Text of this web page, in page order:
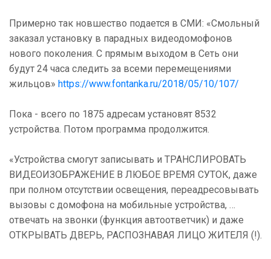
Примерно так новшество подается в СМИ: «Смольный
заказал установку в парадных видеодомофонов
нового поколения. С прямым выходом в Сеть они
будут 24 часа следить за всеми перемещениями
жильцов» https://www.fontanka.ru/2018/05/10/107/
Пока - всего по 1875 адресам установят 8532
устройства. Потом программа продолжится.
«Устройства смогут записывать и ТРАНСЛИРОВАТЬ
ВИДЕОИЗОБРАЖЕНИЕ В ЛЮБОЕ ВРЕМЯ СУТОК, даже
при полном отсутствии освещения, переадресовывать
вызовы с домофона на мобильные устройства, …
отвечать на звонки (функция автоответчик) и даже
ОТКРЫВАТЬ ДВЕРЬ, РАСПОЗНАВАЯ ЛИЦО ЖИТЕЛЯ (!).